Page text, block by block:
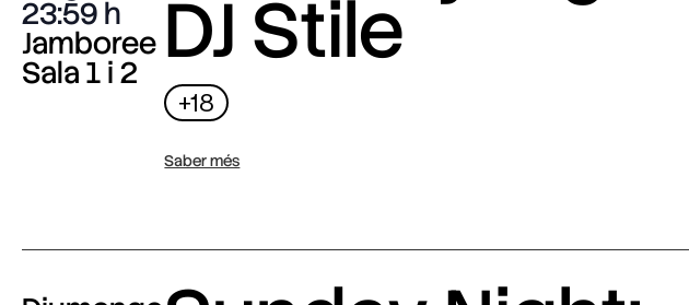
23:59
Jamboree
Sala 1 i 2 DJ Stile
+18
Saber més